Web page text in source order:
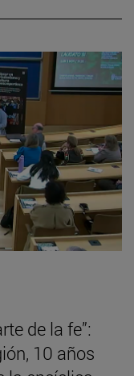
de la fe”:
10 años